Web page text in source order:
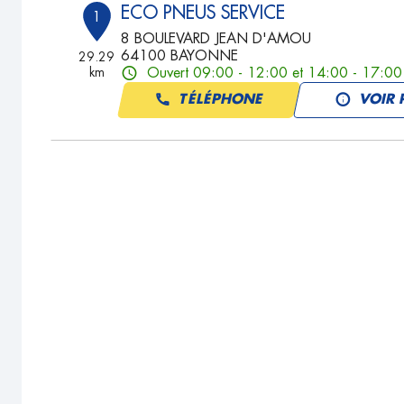
1
29.29
km
ECO PNEUS SERVICE
8 BOULEVARD JEAN D'AMOU
64100 BAYONNE
Ouvert 09:00 - 12:00 et 14:00 - 17:00
TÉLÉPHONE VOIR